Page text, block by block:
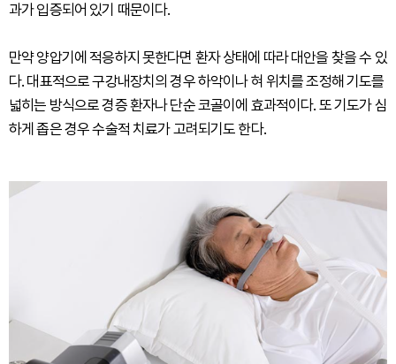
과가 입증되어 있기 때문이다.
만약 양압기에 적응하지 못한다면 환자 상태에 따라 대안을 찾을 수 있
다. 대표적으로 구강내장치의 경우 하악이나 혀 위치를 조정해 기도를
넓히는 방식으로 경증 환자나 단순 코골이에 효과적이다. 또 기도가 심
하게 좁은 경우 수술적 치료가 고려되기도 한다.